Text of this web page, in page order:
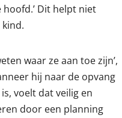
Dit helpt niet
waar ze aan toe zijn’,
hij naar de opvang
voelt dat veilig en
door een planning